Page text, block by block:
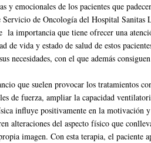
y emocionales de los pacientes que
de Oncología del Hospital Sanitas
la importancia que tiene ofrecer una
vida y estado de salud de estos
necesidades, con el que además
que suelen provocar los tratamientos
de fuerza, ampliar la capacidad
influye positivamente en la motivación
alteraciones del aspecto físico que
imagen. Con esta terapia, el paciente